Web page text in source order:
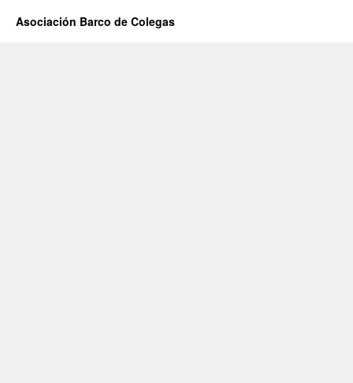
Asociación Barco de Colegas